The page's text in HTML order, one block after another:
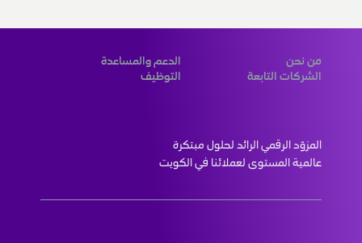
من نحن
الدعم والمساعدة
الشركات التابعة
التوظيف
عالمية المستوى لعملائنا في الكويت